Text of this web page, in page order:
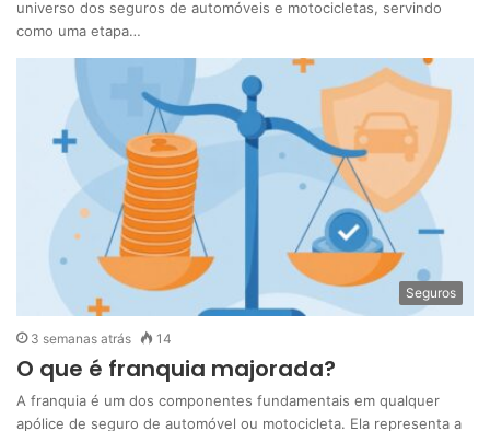
universo dos seguros de automóveis e motocicletas, servindo
como uma etapa…
Seguros
3 semanas atrás 14
O que é franquia majorada?
A franquia é um dos componentes fundamentais em qualquer
apólice de seguro de automóvel ou motocicleta. Ela representa a